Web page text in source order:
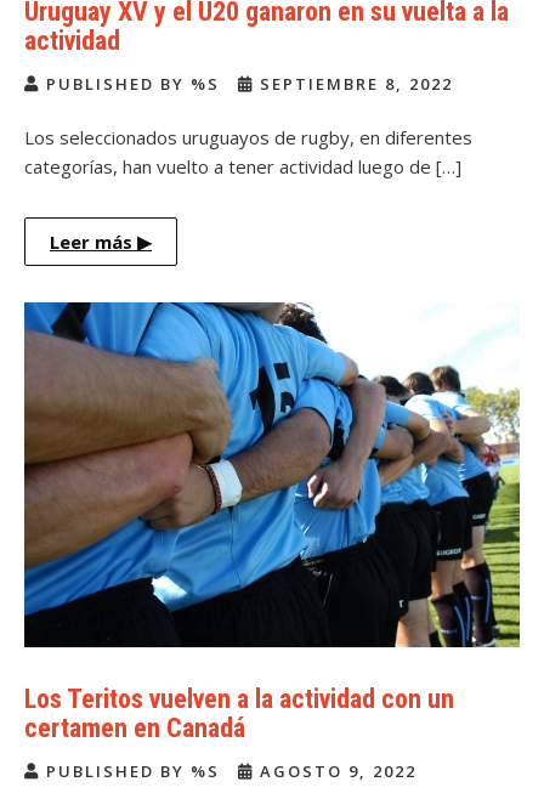
Uruguay XV y el U20 ganaron en su vuelta a la
actividad
PUBLISHED BY %S SEPTIEMBRE 8, 2022
Los seleccionados uruguayos de rugby, en diferentes
categorías, han vuelto a tener actividad luego de […]
Leer más ▶
Los Teritos vuelven a la actividad con un
certamen en Canadá
PUBLISHED BY %S AGOSTO 9, 2022